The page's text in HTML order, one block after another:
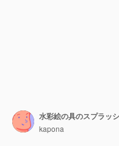
水彩絵の具のスプラッ
kapona